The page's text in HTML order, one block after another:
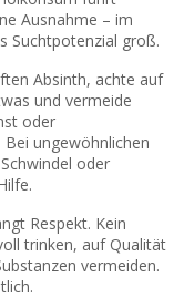
Ausnahme – im
Suchtpotenzial groß.
Absinth, achte auf
und vermeide
oder
ungewöhnlichen
oder
Respekt. Kein
trinken, auf Qualität
vermeiden.